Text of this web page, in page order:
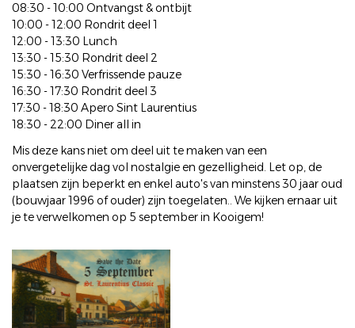
08:30 - 10:00 Ontvangst & ontbijt
10:00 - 12:00 Rondrit deel 1
12:00 - 13:30 Lunch
13:30 - 15:30 Rondrit deel 2
15:30 - 16:30 Verfrissende pauze
16:30 - 17:30 Rondrit deel 3
17:30 - 18:30 Apero Sint Laurentius
18:30 - 22:00 Diner all in
Mis deze kans niet om deel uit te maken van een
onvergetelijke dag vol nostalgie en gezelligheid. Let op, de
plaatsen zijn beperkt en enkel auto's van minstens 30 jaar oud
(bouwjaar 1996 of ouder) zijn toegelaten.. We kijken ernaar uit
je te verwelkomen op 5 september in Kooigem!